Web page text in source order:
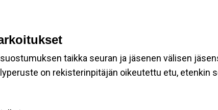
taikka seuran ja jäsenen välisen
on rekisterinpitäjän oikeutettu etu, etenkin